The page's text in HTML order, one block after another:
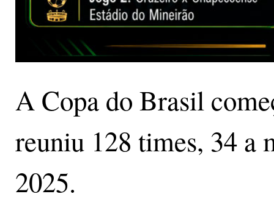
A Copa do Brasil
reuniu 128 times, 34 a
2025.